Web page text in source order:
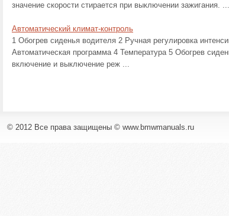
значение скорости стирается при выключении зажигания. ...
Автоматический климат-контроль
1 Обогрев сиденья водителя 2 Ручная регулировка
Автоматическая программа 4 Температура 5 Обогрев
включение и выключение реж ...
© 2012 Все права защищены © www.bmwmanuals.ru